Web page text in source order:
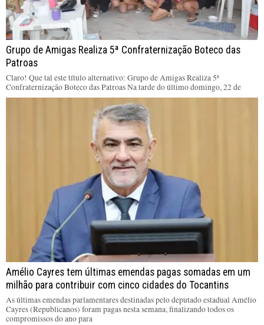
Grupo de Amigas Realiza 5ª Confraternização Boteco das
Patroas
Claro! Que tal este título alternativo: Grupo de Amigas Realiza 5ª
Confraternização Boteco das Patroas Na tarde do último domingo, 22 de
Amélio Cayres tem últimas emendas pagas somadas em um
milhão para contribuir com cinco cidades do Tocantins
As últimas emendas parlamentares destinadas pelo deputado estadual Amélio
Cayres (Republicanos) foram pagas nesta semana, finalizando todos os
compromissos do ano para